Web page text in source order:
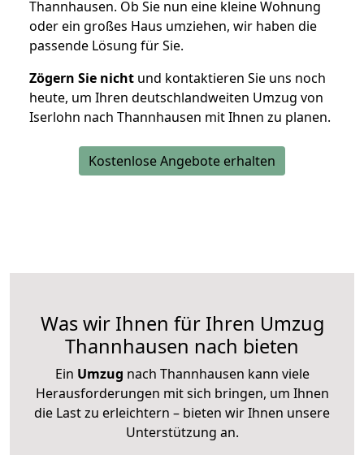
Thannhausen. Ob Sie nun eine kleine Wohnung
oder ein großes Haus umziehen, wir haben die
passende Lösung für Sie.
Zögern Sie nicht und kontaktieren Sie uns noch
heute, um Ihren deutschlandweiten Umzug von
Iserlohn nach Thannhausen mit Ihnen zu planen.
Kostenlose Angebote erhalten
Was wir Ihnen für Ihren Umzug
Thannhausen nach bieten
Ein Umzug nach Thannhausen kann viele
Herausforderungen mit sich bringen, um Ihnen
die Last zu erleichtern – bieten wir Ihnen unsere
Unterstützung an.